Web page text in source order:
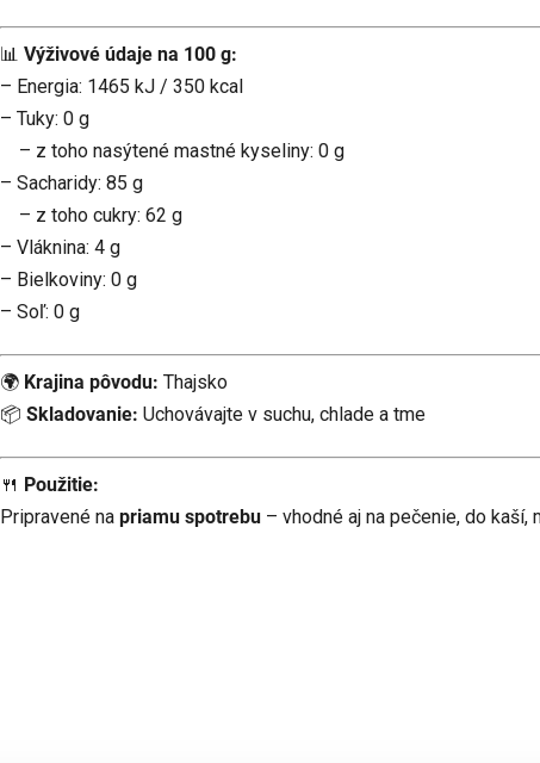
📊 Výživové údaje na 100 g:
– Energia: 1465 kJ / 350 kcal
– Tuky: 0 g
– z toho nasýtené mastné kyseliny: 0 g
– Sacharidy: 85 g
– z toho cukry: 62 g
– Vláknina: 4 g
– Bielkoviny: 0 g
– Soľ: 0 g
🌍 Krajina pôvodu: Thajsko
📦 Skladovanie: Uchovávajte v suchu, chlade a tme
🍴 Použitie:
Pripravené na priamu spotrebu – vhodné aj na pečenie, do